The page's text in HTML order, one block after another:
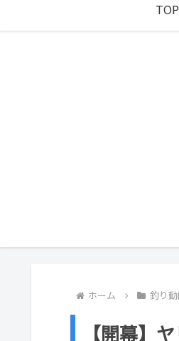
TOP
ホーム 釣り
【開幕】